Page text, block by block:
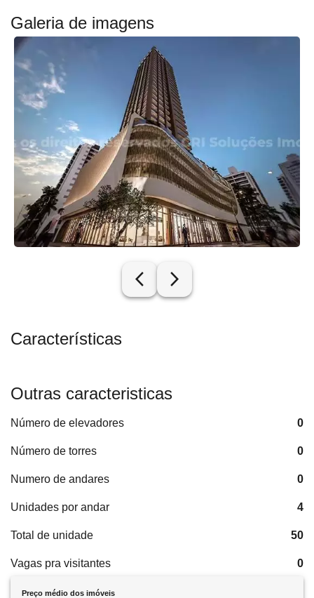
Galeria de imagens
arrow_back_ios_new arrow_forward_ios
Características
Outras caracteristicas
Número de elevadores 0
Número de torres 0
Numero de andares 0
Unidades por andar 4
Total de unidade 50
Vagas pra visitantes 0
Preço médio dos imóveis